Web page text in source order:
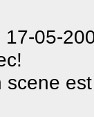
17-05-